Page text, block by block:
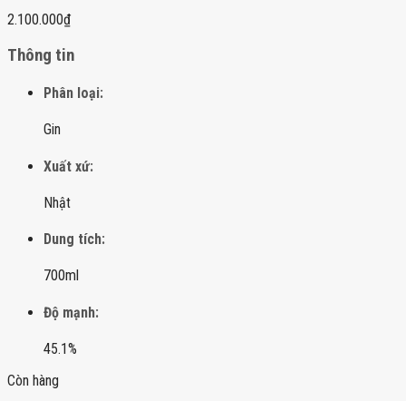
2.100.000₫
Thông tin
Phân loại:
Gin
Xuất xứ:
Nhật
Dung tích:
700ml
Độ mạnh:
45.1%
Còn hàng